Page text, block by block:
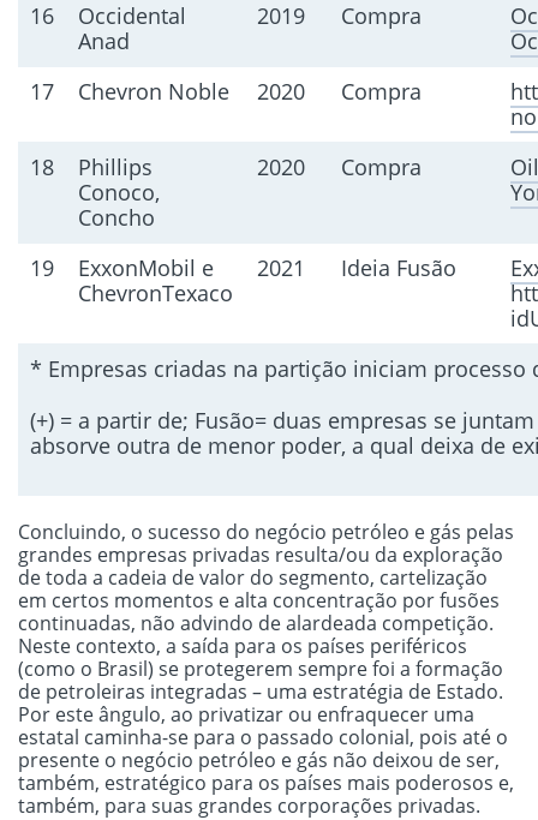
16
Occidental
Anad
2019 Compra
17
Chevron Noble 2020 Compra
18
Phillips
Conoco,
Concho
2020 Compra
19
ExxonMobil e
ChevronTexaco
2021 Ideia Fusão
* Empresas criadas na partição iniciam processo
(+) = a partir de; Fusão= duas empresas se
absorve outra de menor poder, a qual deixa de
Concluindo, o sucesso do negócio petróleo e gás pelas
grandes empresas privadas resulta/ou da exploração
de toda a cadeia de valor do segmento, cartelização
em certos momentos e alta concentração por fusões
continuadas, não advindo de alardeada competição.
Neste contexto, a saída para os países periféricos
(como o Brasil) se protegerem sempre foi a formação
de petroleiras integradas – uma estratégia de Estado.
Por este ângulo, ao privatizar ou enfraquecer uma
estatal caminha-se para o passado colonial, pois até o
presente o negócio petróleo e gás não deixou de ser,
também, estratégico para os países mais poderosos e,
também, para suas grandes corporações privadas.